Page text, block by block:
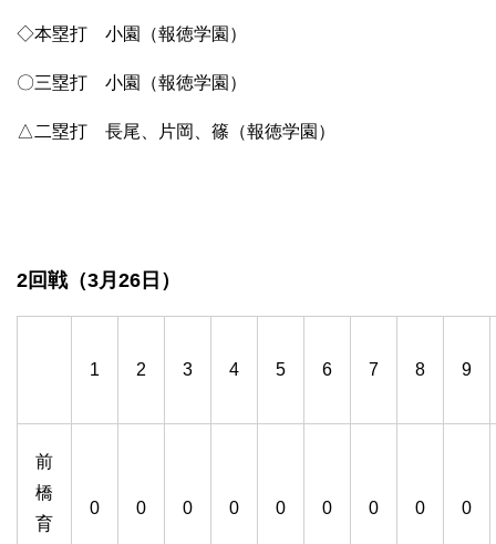
◇本塁打 小園（報徳学園）
〇三塁打 小園（報徳学園）
△二塁打 長尾、片岡、篠（報徳学園）
2回戦（3月26日）
1 2 3 4 5 6 7 8 9
前
橋
育
0 0 0 0 0 0 0 0 0